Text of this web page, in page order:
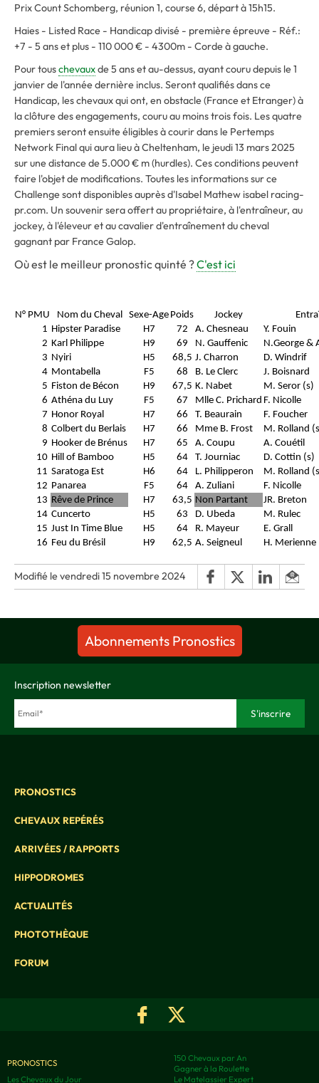
Prix Count Schomberg, réunion 1, course 6, départ à 15h15.
Haies - Listed Race - Handicap divisé - première épreuve - Réf.:
+7 - 5 ans et plus - 110 000 € - 4300m - Corde à gauche.
Pour touschevauxde 5 ans et au-dessus, ayant couru depuis le 1
janvier de l'année dernière inclus. Seront qualifiés dans ce
Handicap, les chevaux qui ont, en obstacle (France et Etranger) à
la clôture des engagements, couru au moins trois fois. Les quatre
premiers seront ensuite éligibles à courir dans le Pertemps
Network Final qui aura lieu à Cheltenham, le jeudi 13 mars 2025
sur une distance de 5.000 € m (hurdles). Ces conditions peuvent
faire l'objet de modifications. Toutes les informations sur ce
Challenge sont disponibles auprès d'Isabel Mathew isabel racing-
pr.com. Un souvenir sera offert au propriétaire, à l'entraîneur, au
jockey, à l'éleveur et au cavalier d'entraînement du cheval
gagnant par France Galop.
Où est le meilleur pronostic quinté ?C'est ici
N° PMU Nom du Cheval Sexe-Age Poids Jockey
1 Hipster Paradise H7 72 A. Chesneau
Y. Fouin
2 Karl Philippe H9 69 N. Gauffenic
N.George &
3 Nyiri H5 68,5 J. Charron
D. Windrif
4 Montabella F5 68 B. Le Clerc
J. Boisnard
5 Fiston de Bécon H9 67,5 K. Nabet
M. Seror (s)
6 Athéna du Luy F5 67 Mlle C. Prichard F. Nicolle
7 Honor Royal H7 66 T. Beaurain
F. Foucher
8 Colbert du Berlais H7 66 Mme B. Frost
M. Rolland
9 Hooker de Brénus H7 65 A. Coupu
A. Couétil
10 Hill of Bamboo H5 64 T. Journiac
D. Cottin (s)
11 Saratoga Est H6 64 L. Philipperon
M. Rolland
12 Panarea F5 64 A. Zuliani
F. Nicolle
13 Rêve de Prince H7 63,5 Non Partant
JR. Breton
14 Cuncerto H5 63 D. Ubeda
M. Rulec
15 Just In Time Blue H5 64 R. Mayeur
E. Grall
16 Feu du Brésil H9 62,5 A. Seigneul H. Merienne
Modifié le vendredi 15 novembre 2024
Abonnements Pronostics
Inscription newsletter
PRONOSTICS
CHEVAUX REPÉRÉS
ARRIVÉES / RAPPORTS
HIPPODROMES
ACTUALITÉS
PHOTOTHÈQUE
FORUM
PRONOSTICS
Les Chevaux du Jour
150 Chevaux par An
Gagner à la Roulette
Le Matelassier Expert